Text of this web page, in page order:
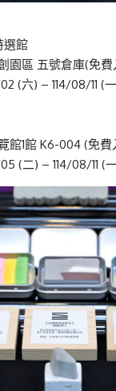
選館
園區 五號倉庫(免費
(六) – 114/08/11 (
館1館 K6-004 (免費
(二) – 114/08/11 (